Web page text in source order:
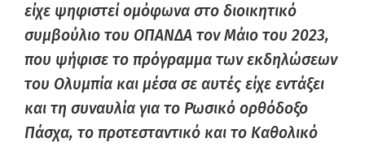
είχε ψηφιστεί ομόφωνα στο διοικητικό
συμβούλιο του ΟΠΑΝΔΑ τον Μάιο του 2023,
που ψήφισε το πρόγραμμα των εκδηλώσεων
του Ολυμπία και μέσα σε αυτές είχε εντάξει
και τη συναυλία για το Ρωσικό ορθόδοξο
Πάσχα, το προτεσταντικό και το Καθολικό